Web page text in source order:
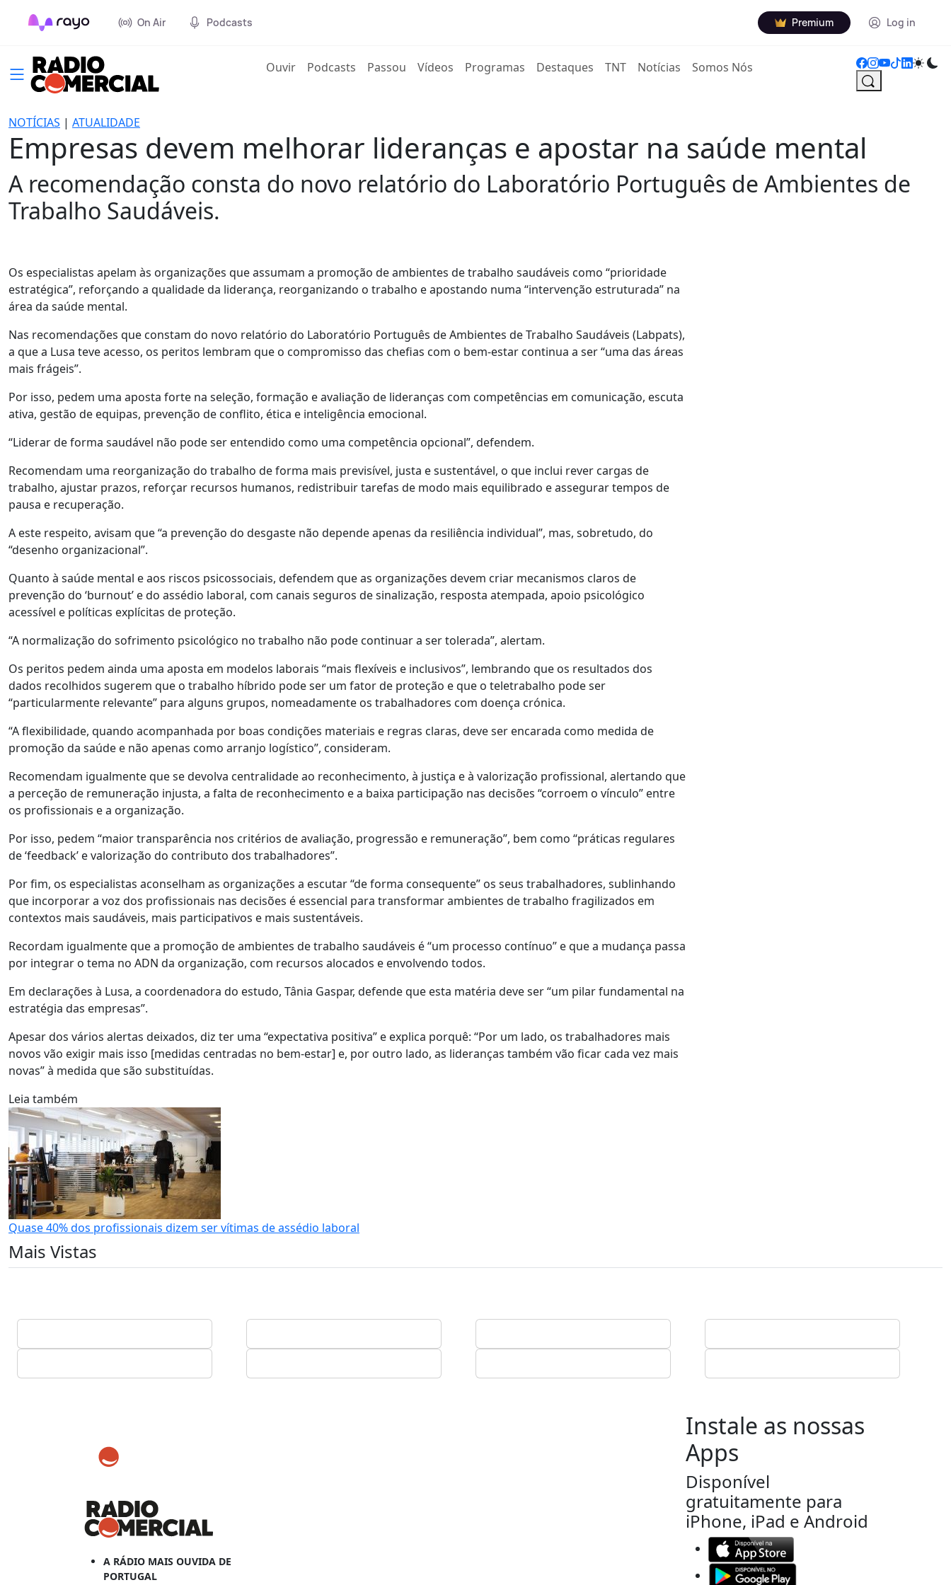
On Air Podcasts Premium Log in
Ouvir(current)
Podcasts Passou Vídeos Programas Destaques TNT Notícias Somos Nós
NOTÍCIAS | ATUALIDADE
Empresas devem melhorar lideranças e apostar na saúde mental
A recomendação consta do novo relatório do Laboratório Português de Ambientes de
Trabalho Saudáveis.
Os especialistas apelam às organizações que assumam a promoção de ambientes de trabalho saudáveis como “prioridade
estratégica”, reforçando a qualidade da liderança, reorganizando o trabalho e apostando numa “intervenção estruturada” na
área da saúde mental.
Nas recomendações que constam do novo relatório do Laboratório Português de Ambientes de Trabalho Saudáveis (Labpats),
a que a Lusa teve acesso, os peritos lembram que o compromisso das chefias com o bem-estar continua a ser “uma das áreas
mais frágeis”.
Por isso, pedem uma aposta forte na seleção, formação e avaliação de lideranças com competências em comunicação, escuta
ativa, gestão de equipas, prevenção de conflito, ética e inteligência emocional.
“Liderar de forma saudável não pode ser entendido como uma competência opcional”, defendem.
Recomendam uma reorganização do trabalho de forma mais previsível, justa e sustentável, o que inclui rever cargas de
trabalho, ajustar prazos, reforçar recursos humanos, redistribuir tarefas de modo mais equilibrado e assegurar tempos de
pausa e recuperação.
A este respeito, avisam que “a prevenção do desgaste não depende apenas da resiliência individual”, mas, sobretudo, do
“desenho organizacional”.
Quanto à saúde mental e aos riscos psicossociais, defendem que as organizações devem criar mecanismos claros de
prevenção do ‘burnout’ e do assédio laboral, com canais seguros de sinalização, resposta atempada, apoio psicológico
acessível e políticas explícitas de proteção.
“A normalização do sofrimento psicológico no trabalho não pode continuar a ser tolerada”, alertam.
Os peritos pedem ainda uma aposta em modelos laborais “mais flexíveis e inclusivos”, lembrando que os resultados dos
dados recolhidos sugerem que o trabalho híbrido pode ser um fator de proteção e que o teletrabalho pode ser
“particularmente relevante” para alguns grupos, nomeadamente os trabalhadores com doença crónica.
“A flexibilidade, quando acompanhada por boas condições materiais e regras claras, deve ser encarada como medida de
promoção da saúde e não apenas como arranjo logístico”, consideram.
Recomendam igualmente que se devolva centralidade ao reconhecimento, à justiça e à valorização profissional, alertando que
a perceção de remuneração injusta, a falta de reconhecimento e a baixa participação nas decisões “corroem o vínculo” entre
os profissionais e a organização.
Por isso, pedem “maior transparência nos critérios de avaliação, progressão e remuneração”, bem como “práticas regulares
de ‘feedback’ e valorização do contributo dos trabalhadores”.
Por fim, os especialistas aconselham as organizações a escutar “de forma consequente” os seus trabalhadores, sublinhando
que incorporar a voz dos profissionais nas decisões é essencial para transformar ambientes de trabalho fragilizados em
contextos mais saudáveis, mais participativos e mais sustentáveis.
Recordam igualmente que a promoção de ambientes de trabalho saudáveis é “um processo contínuo” e que a mudança passa
por integrar o tema no ADN da organização, com recursos alocados e envolvendo todos.
Em declarações à Lusa, a coordenadora do estudo, Tânia Gaspar, defende que esta matéria deve ser “um pilar fundamental na
estratégia das empresas”.
Apesar dos vários alertas deixados, diz ter uma “expectativa positiva” e explica porquê: “Por um lado, os trabalhadores mais
novos vão exigir mais isso [medidas centradas no bem-estar] e, por outro lado, as lideranças também vão ficar cada vez mais
novas” à medida que são substituídas.
Leia também
Quase 40% dos profissionais dizem ser vítimas de assédio laboral
Mais Vistas
A RÁDIO MAIS OUVIDA DE
PORTUGAL
Instale as nossas
Apps
Disponível
gratuitamente para
iPhone, iPad e Android